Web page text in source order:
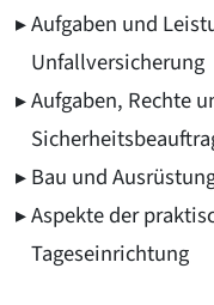
Aufgaben und
Unfallversicherung
Aufgaben, Rechte
Bau und
Aspekte der
Tageseinrichtung